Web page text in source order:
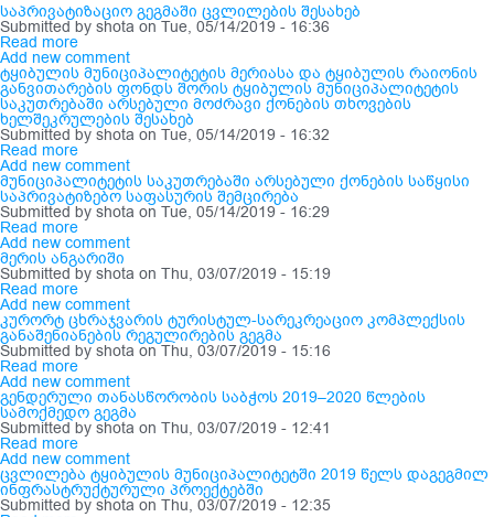
SMS ᲞᲚᲐᲢᲤᲝᲠᲛᲐ
ᲡᲔᲠᲕᲘᲡᲔᲑᲘ
საპრივატიზაციო გეგმაში ცვლილების შესახებ
Submitted by shota on Tue, 05/14/2019 - 16:36
Read more
Add new comment
ტყიბულის მუნიციპალიტეტის მერიასა და ტყიბულის რაიონის
განვითარების ფონდს შორის ტყიბულის მუნიციპალიტეტის
საკუთრებაში არსებული მოძრავი ქონების თხოვების
ხელშეკრულების შესახებ
Submitted by shota on Tue, 05/14/2019 - 16:32
Read more
Add new comment
მუნიციპალიტეტის საკუთრებაში არსებული ქონების საწყისი
საპრივატიზებო საფასურის შემცირება
Submitted byshota on Tue, 05/14/2019 - 16:29
Read more
Add new comment
მერის ანგარიში
Submitted by shota on Thu, 03/07/2019 - 15:19
Read more
Add new comment
კურორტ ცხრაჯვარის ტურისტულ-სარეკრეაციო კომპლექსის
განაშენიანების რეგულირების გეგმა
Submitted byshota on Thu, 03/07/2019 - 15:16
Read more
Add new comment
გენდერული თანასწორობის საბჭოს 2019–2020 წლების
სამოქმედო გეგმა
Submitted by shota on Thu, 03/07/2019 - 12:41
Read more
Add new comment
ცვლილება ტყიბულის მუნიციპალიტეტში 2019 წელს დაგეგმილ
ინფრასტრუქტურული პროექტებში
Submitted byshotaon Thu, 03/07/2019 - 12:35